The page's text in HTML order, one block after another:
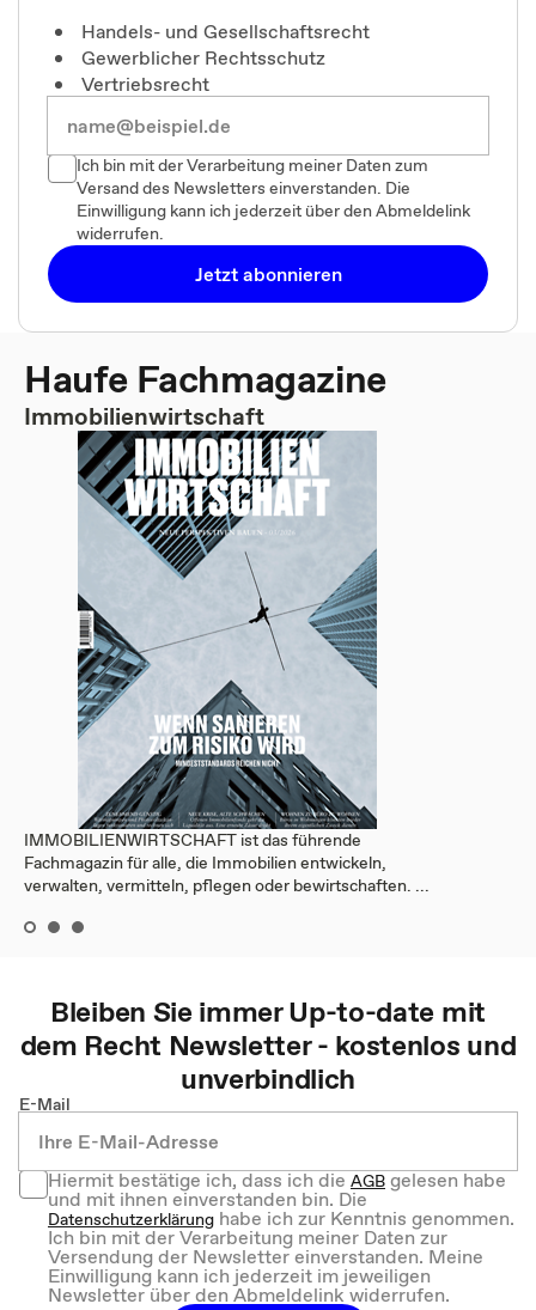
Handels- und Gesellschaftsrecht
Gewerblicher Rechtsschutz
Vertriebsrecht
Ich bin mit der Verarbeitung meiner Daten zum
Versand des Newsletters einverstanden. Die
Einwilligung kann ich jederzeit über den Abmeldelink
widerrufen.
Jetzt abonnieren
Haufe Fachmagazine
Immobilienwirtschaft
IMMOBILIENWIRTSCHAFT ist das führende
Fachmagazin für alle, die Immobilien entwickeln,
verwalten, vermitteln, pflegen oder bewirtschaften. ...
Bleiben Sie immer Up-to-date mit
dem Recht Newsletter - kostenlos und
unverbindlich
E-Mail
Hiermit bestätige ich, dass ich dieAGBgelesen habe
und mit ihnen einverstanden bin. Die
Datenschutzerklärung habe ich zur Kenntnis genommen.
Ich bin mit der Verarbeitung meiner Daten zur
Versendung der Newsletter einverstanden. Meine
Einwilligung kann ich jederzeit im jeweiligen
Newsletter über den Abmeldelink widerrufen.